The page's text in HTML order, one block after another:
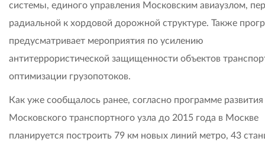
системы, единого управления Московским авиаузлом,
радиальной к хордовой дорожной структуре. Также
предусматривает мероприятия по усилению
антитеррористической защищенности объектов
оптимизации грузопотоков.
Как уже сообщалось ранее, согласно программе развития
Московского транспортного узла до 2015 года в Москве
планируется построить 79 км новых линий метро, 43